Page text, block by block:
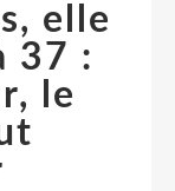
elle
37 :
le